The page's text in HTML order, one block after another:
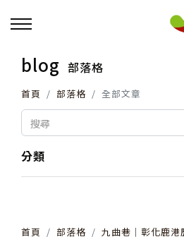
回主選單
活動報名
小旅行及主題導覽
其他活動
blog 部落格
首頁 部落格 全部文章
分類
首頁 部落格 九曲巷│彰化鹿港